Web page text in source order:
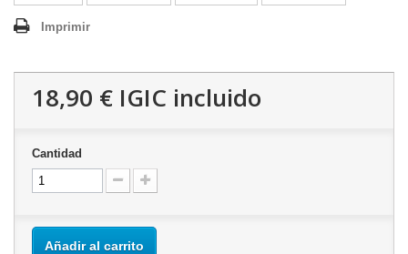
Imprimir
18,90 € IGIC incluido
Cantidad
Añadir al carrito